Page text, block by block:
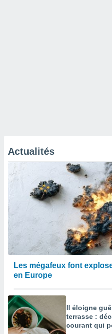
Actualités
Les mégafeux font
en Europe
Il éloigne
terrasse :
courant qui